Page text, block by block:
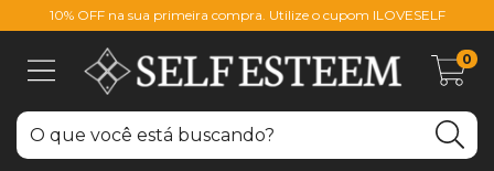
10% OFF na sua primeira compra. Utilize o cupom ILOVESELF
0